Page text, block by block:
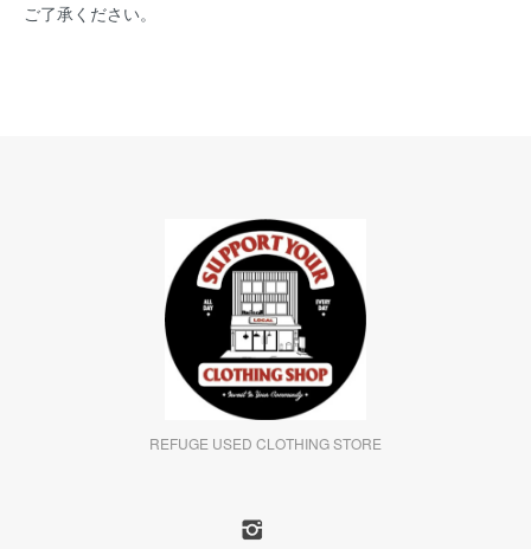
ご了承ください。
REFUGE USED CLOTHING STORE